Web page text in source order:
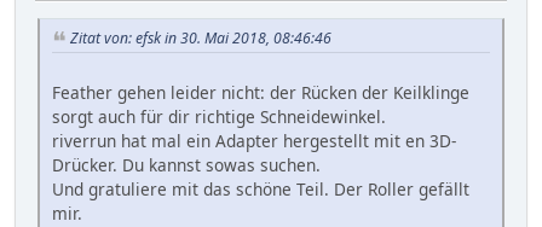
Zitat von: efsk in 30. Mai 2018, 08:46:46
Feather gehen leider nicht: der Rücken der Keilklinge
sorgt auch für dir richtige Schneidewinkel.
riverrun hat mal ein Adapter hergestellt mit en 3D-
Drücker. Du kannst sowas suchen.
Und gratuliere mit das schöne Teil. Der Roller gefällt
mir.